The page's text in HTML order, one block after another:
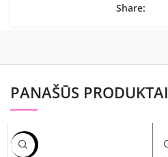
Share:
PANAŠŪS PRODUKTAI
-21%